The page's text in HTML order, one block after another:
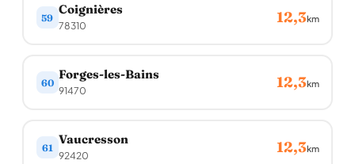
59
Coignières
78310 12,3km
60
Forges-les-Bains
91470 12,3km
61
Vaucresson
92420 12,3km